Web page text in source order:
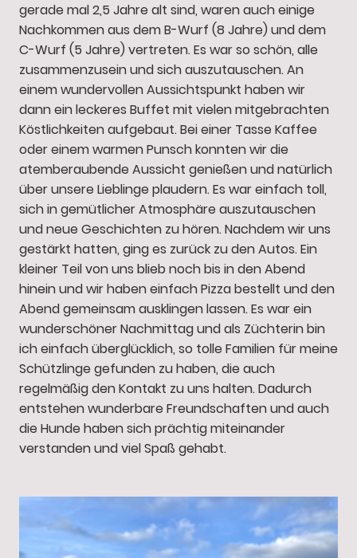
gerade mal 2,5 Jahre alt sind, waren auch einige
Nachkommen aus dem B-Wurf (8 Jahre) und dem
C-Wurf (5 Jahre) vertreten. Es war so schön, alle
zusammenzusein und sich auszutauschen. An
einem wundervollen Aussichtspunkt haben wir
dann ein leckeres Buffet mit vielen mitgebrachten
Köstlichkeiten aufgebaut. Bei einer Tasse Kaffee
oder einem warmen Punsch konnten wir die
atemberaubende Aussicht genießen und natürlich
über unsere Lieblinge plaudern. Es war einfach toll,
sich in gemütlicher Atmosphäre auszutauschen
und neue Geschichten zu hören. Nachdem wir uns
gestärkt hatten, ging es zurück zu den Autos. Ein
kleiner Teil von uns blieb noch bis in den Abend
hinein und wir haben einfach Pizza bestellt und den
Abend gemeinsam ausklingen lassen. Es war ein
wunderschöner Nachmittag und als Züchterin bin
ich einfach überglücklich, so tolle Familien für meine
Schützlinge gefunden zu haben, die auch
regelmäßig den Kontakt zu uns halten. Dadurch
entstehen wunderbare Freundschaften und auch
die Hunde haben sich prächtig miteinander
verstanden und viel Spaß gehabt.